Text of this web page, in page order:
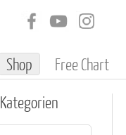
Shop Free Chart
Kategorien